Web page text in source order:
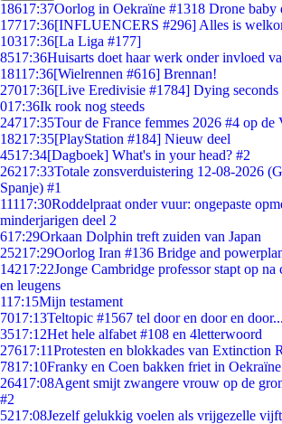
18617:37Oorlog in Oekraïne #1318 Drone baby
17717:36[INFLUENCERS #296] Alles is
10317:36[La Liga #177]
8517:36Huisarts doet haar werk onder invloed
18117:36[Wielrennen #616] Brennan!
27017:36[Live Eredivisie #1784] Dying seconds
017:36Ik rook nog steeds
24717:35Tour de France femmes 2026 #4 op de
18217:35[PlayStation #184] Nieuw deel
4517:34[Dagboek] What's in your head? #2
26217:33Totale zonsverduistering 12-08-2026
Spanje) #1
11117:30Roddelpraat onder vuur: ongepaste
minderjarigen deel 2
617:29Orkaan Dolphin treft zuiden van Japan
25217:29Oorlog Iran #136 Bridge and
14217:22Jonge Cambridge professor stapt op na
en leugens
117:15Mijn testament
7017:13Teltopic #1567 tel door en door en
3517:12Het hele alfabet #108 en 4letterwoord
27617:11Protesten en blokkades van Extinction
7817:10Franky en Coen bakken friet in
26417:08Agent smijt zwangere vrouw op de
#2
5217:08Jezelf gelukkig voelen als vrijgezelle